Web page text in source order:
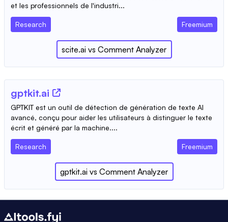
et les professionnels de l'industri...
Research Freemium
scite.ai vs Comment Analyzer
gptkit.ai
GPTKIT est un outil de détection de génération de texte AI
avancé, conçu pour aider les utilisateurs à distinguer le texte
écrit et généré par la machine....
Research Freemium
gptkit.ai vs Comment Analyzer